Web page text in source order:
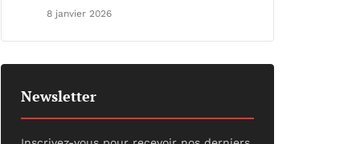
8 janvier 2026
Newsletter